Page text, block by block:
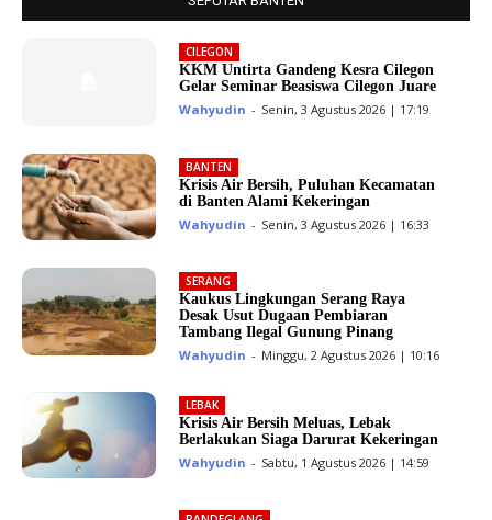
CILEGON
KKM Untirta Gandeng Kesra Cilegon
Gelar Seminar Beasiswa Cilegon Juare
Wahyudin - Senin, 3 Agustus 2026 | 17:19
BANTEN
Krisis Air Bersih, Puluhan Kecamatan
di Banten Alami Kekeringan
Wahyudin - Senin, 3 Agustus 2026 | 16:33
SERANG
Kaukus Lingkungan Serang Raya
Desak Usut Dugaan Pembiaran
Tambang Ilegal Gunung Pinang
Wahyudin - Minggu, 2 Agustus 2026 | 10:16
LEBAK
Krisis Air Bersih Meluas, Lebak
Berlakukan Siaga Darurat Kekeringan
Wahyudin - Sabtu, 1 Agustus 2026 | 14:59